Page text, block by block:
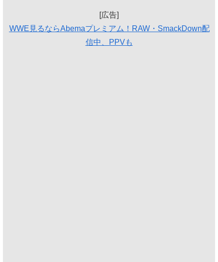
[広告]
WWE見るならAbemaプレミアム！RAW・SmackDown配
信中、PPVも